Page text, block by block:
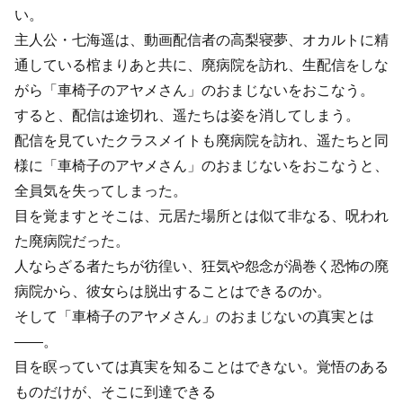
い。
主人公・七海遥は、動画配信者の高梨寝夢、オカルトに精
通している棺まりあと共に、廃病院を訪れ、生配信をしな
がら「車椅子のアヤメさん」のおまじないをおこなう。
すると、配信は途切れ、遥たちは姿を消してしまう。
配信を見ていたクラスメイトも廃病院を訪れ、遥たちと同
様に「車椅子のアヤメさん」のおまじないをおこなうと、
全員気を失ってしまった。
目を覚ますとそこは、元居た場所とは似て非なる、呪われ
た廃病院だった。
人ならざる者たちが彷徨い、狂気や怨念が渦巻く恐怖の廃
病院から、彼女らは脱出することはできるのか。
そして「車椅子のアヤメさん」のおまじないの真実とは
――。
目を瞑っていては真実を知ることはできない。覚悟のある
ものだけが、そこに到達できる